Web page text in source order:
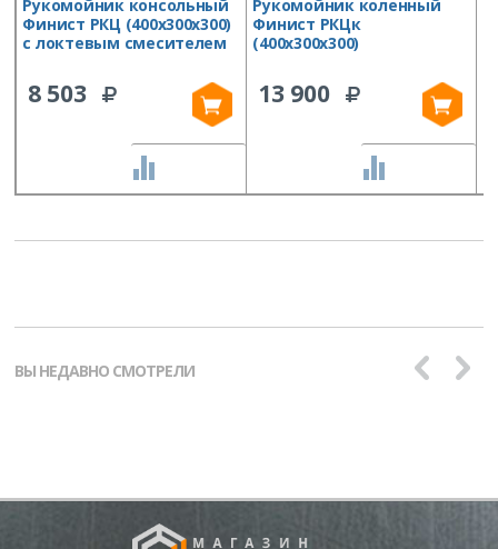
Рукомойник консольный
Финист РКЦ (400х300х300)
с локтевым смесителем
8 503
Рукомойник коленный
Финист РКЦк
(400х300х300)
13 900
ВЫ НЕДАВНО СМОТРЕЛИ